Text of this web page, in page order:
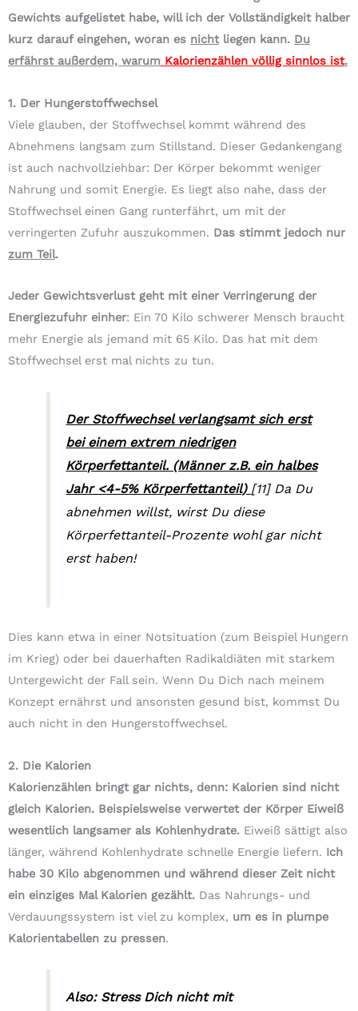
Gewichts aufgelistet habe, will ich der Vollständigkeit halber
kurz darauf eingehen, woran es nichtliegen kann. Du
erfährst außerdem, warum Kalorienzählen völlig sinnlos ist.
1. Der Hungerstoffwechsel
Viele glauben, der Stoffwechsel kommt während des
Abnehmens langsam zum Stillstand. Dieser Gedankengang
ist auch nachvollziehbar: Der Körper bekommt weniger
Nahrung und somit Energie. Es liegt also nahe, dass der
Stoffwechsel einen Gang runterfährt, um mit der
verringerten Zufuhr auszukommen. Das stimmt jedoch nur
zum Teil.
Jeder Gewichtsverlust geht mit einer Verringerung der
Energiezufuhr einher: Ein 70 Kilo schwerer Mensch braucht
mehr Energie als jemand mit 65 Kilo. Das hat mit dem
Stoffwechsel erst mal nichts zu tun.
Der Stoffwechsel verlangsamt sich erst
bei einem extrem niedrigen
Körperfettanteil. (Männer z.B. ein halbes
Jahr <4-5% Körperfettanteil) [11]Da Du
abnehmen willst, wirst Du diese
Körperfettanteil-Prozente wohl gar nicht
erst haben!
Dies kann etwa in einer Notsituation (zum Beispiel Hungern
im Krieg) oder bei dauerhaften Radikaldiäten mit starkem
Untergewicht der Fall sein. Wenn Du Dich nach meinem
Konzept ernährst und ansonsten gesund bist, kommst Du
auch nicht in den Hungerstoffwechsel.
2. Die Kalorien
Kalorienzählen bringt gar nichts, denn: Kalorien sind nicht
gleich Kalorien. Beispielsweise verwertet der Körper Eiweiß
wesentlich langsamer als Kohlenhydrate. Eiweiß sättigt also
länger, während Kohlenhydrate schnelle Energie liefern. Ich
habe 30 Kilo abgenommen und während dieser Zeit nicht
ein einziges Mal Kalorien gezählt. Das Nahrungs- und
Verdauungssystem ist viel zu komplex, um es in plumpe
Kalorientabellen zu pressen.
Also: Stress Dich nicht mit